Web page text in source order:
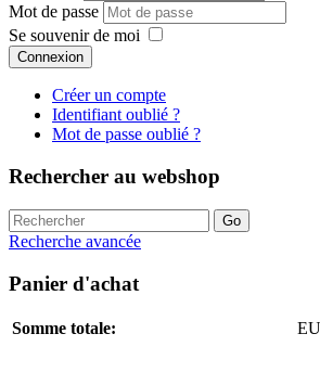
Mot de passe
Se souvenir de moi
Connexion
Créer un compte
Identifiant oublié ?
Mot de passe oublié ?
Rechercher au webshop
Recherche avancée
Panier d'achat
Somme totale: